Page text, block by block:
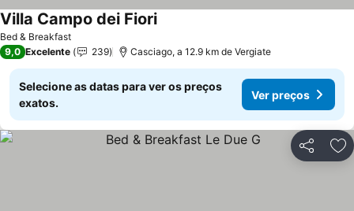
Bed & Breakfast
Villa Campo dei FioriVer preços
9,0 Excelente 239 Casciago, a 12.9 km de Vergiate
Selecione as datas para ver os preços
exatos.
Ver preços
Partilhar